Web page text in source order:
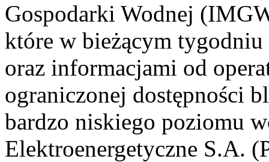
Gospodarki Wodnej
które w bieżącym tygodniu
oraz informacjami od
ograniczonej dostępności
bardzo niskiego poziomu
Elektroenergetyczne S.A.